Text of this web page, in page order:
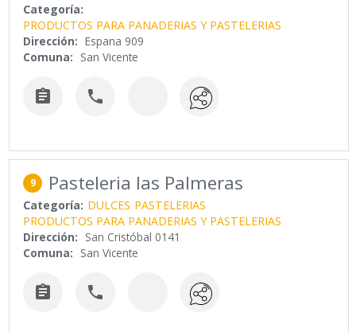
Categoría:
PRODUCTOS PARA PANADERIAS Y PASTELERIAS
Dirección: Espana 909
Comuna: San Vicente
 
9 Pasteleria las Palmeras
Categoría: DULCES PASTELERIAS
PRODUCTOS PARA PANADERIAS Y PASTELERIAS
Dirección: San Cristóbal 0141
Comuna: San Vicente
 